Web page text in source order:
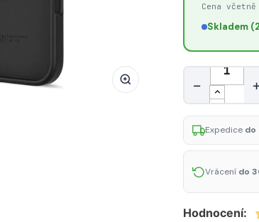
Cena
Skladem
Množství
−
Expedice do
Vrácení do
Hodnocení: